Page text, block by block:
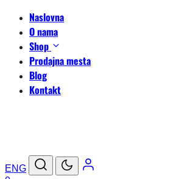
Naslovna
O nama
Shop
Prodajna mesta
Blog
Kontakt
ENG